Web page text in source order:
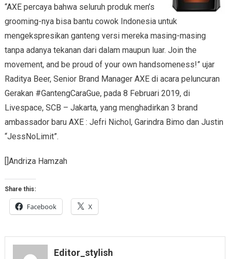
“AXE percaya bahwa seluruh produk men’s
grooming-nya bisa bantu cowok Indonesia untuk
mengekspresikan ganteng versi mereka masing-masing
tanpa adanya tekanan dari dalam maupun luar. Join the
movement, and be proud of your own handsomeness!” ujar
Raditya Beer, Senior Brand Manager AXE di acara peluncuran
Gerakan #GantengCaraGue, pada 8 Februari 2019, di
Livespace, SCB – Jakarta, yang menghadirkan 3 brand
ambassador baru AXE : Jefri Nichol, Garindra Bimo dan Justin
“JessNoLimit”.
[]Andriza Hamzah
Share this:
Facebook X
Editor_stylish